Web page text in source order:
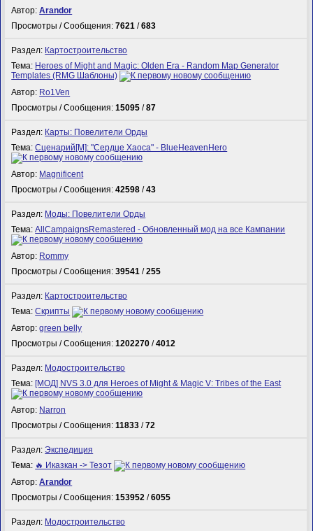
Автор:Arandor
Просмотры / Сообщения:7621 /683
Раздел: Картостроительство
Тема: Heroes of Might and Magic: Olden Era - Random Map Generator
Templates (RMG Шаблоны)
Автор: Ro1Ven
Просмотры / Сообщения:15095 /87
Раздел: Карты: Повелители Орды
Тема:Сценарий[M]: "Сердце Хаоса" - BlueHeavenHero
Автор: Magnificent
Просмотры / Сообщения:42598 /43
Раздел: Моды: Повелители Орды
Тема:AllCampaignsRemastered - Обновленный мод на все Кампании
Автор: Rommy
Просмотры / Сообщения:39541 /255
Раздел: Картостроительство
Тема:Скрипты
Автор:green belly
Просмотры / Сообщения:1202270 /4012
Раздел: Модостроительство
Тема: [МОД] NVS 3.0 для Heroes of Might & Magic V: Tribes of the East
Автор: Narron
Просмотры / Сообщения:11833 /72
Раздел:Экспедиция
Тема: 🔥 Иказкан -> Тезот
Автор:Arandor
Просмотры / Сообщения:153952 /6055
Раздел: Модостроительство